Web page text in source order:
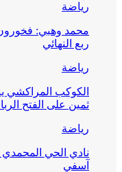
رياضة
محمد وهبي: فخورون
ربع النهائي
رياضة
الكوكب المراكشي
ثمين على الفتح
رياضة
نادي الحي
آسفي